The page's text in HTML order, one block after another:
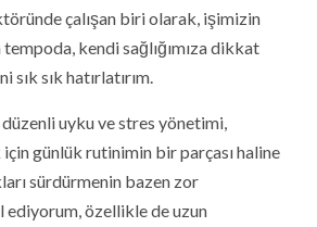
çalışan biri olarak, işimizin
kendi sağlığımıza dikkat
sık hatırlatırım.
uyku ve stres yönetimi,
için günlük rutinimin bir parçası haline
sürdürmenin bazen zor
özellikle de uzun